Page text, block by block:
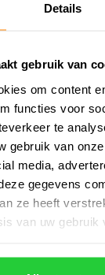
Details
gebruik van
om content
functies voor
te
gebruik van
media,
gegevens
ze heeft
van uw gebruik
je op onze
van alle acties